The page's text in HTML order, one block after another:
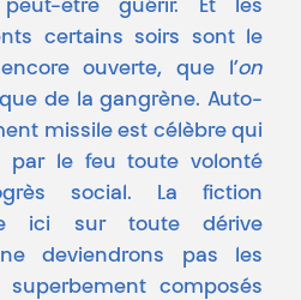
être guérir. Et les
certains soirs sont le
ouverte, que l’on
de la gangrène. Auto-
missile est célèbre qui
par le feu toute volonté
social. La fiction
ici sur toute dérive
deviendrons pas les
composés